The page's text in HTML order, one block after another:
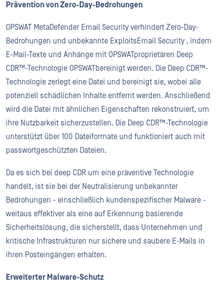
Prävention von Zero-Day-Bedrohungen
OPSWAT MetaDefender Email Security verhindert Zero-Day-
Bedrohungen und unbekannte ExploitsEmail Security , indem
E-Mail-Texte und Anhänge mit OPSWATproprietären Deep
CDR™-Technologie OPSWATbereinigt werden. Die Deep CDR™-
Technologie zerlegt eine Datei und bereinigt sie, wobei alle
potenziell schädlichen Inhalte entfernt werden. Anschließend
wird die Datei mit ähnlichen Eigenschaften rekonstruiert, um
ihre Nutzbarkeit sicherzustellen. Die Deep CDR™-Technologie
unterstützt über 100 Dateiformate und funktioniert auch mit
passwortgeschützten Dateien.
Da es sich bei deep CDR um eine präventive Technologie
handelt, ist sie bei der Neutralisierung unbekannter
Bedrohungen - einschließlich kundenspezifischer Malware -
weitaus effektiver als eine auf Erkennung basierende
Sicherheitslösung, die sicherstellt, dass Unternehmen und
kritische Infrastrukturen nur sichere und saubere E-Mails in
ihren Posteingängen erhalten.
Erweiterter Malware-Schutz